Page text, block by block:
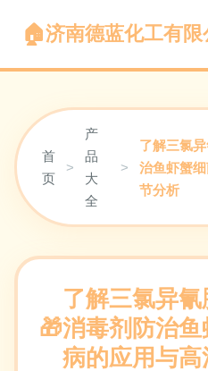
济南德蓝化工有限
首
页
>
产
品
大
全
>
了解三氯
治鱼虾蟹
节分析
了解三氯异
消毒剂防治
病的应用与